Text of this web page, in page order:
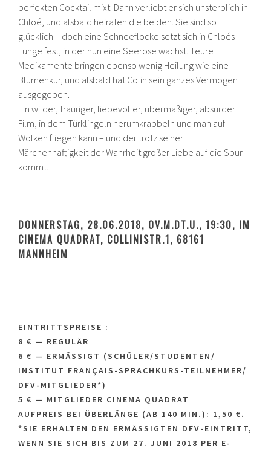
perfekten Cocktail mixt. Dann verliebt er sich unsterblich in
Chloé, und alsbald heiraten die beiden. Sie sind so
glücklich – doch eine Schneeflocke setzt sich in Chloés
Lunge fest, in der nun eine Seerose wächst. Teure
Medikamente bringen ebenso wenig Heilung wie eine
Blumenkur, und alsbald hat Colin sein ganzes Vermögen
ausgegeben.
Ein wilder, trauriger, liebevoller, übermäßiger, absurder
Film, in dem Türklingeln herumkrabbeln und man auf
Wolken fliegen kann – und der trotz seiner
Märchenhaftigkeit der Wahrheit großer Liebe auf die Spur
kommt.
DONNERSTAG, 28.06.2018, OV.M.DT.U., 19:30, IM
CINEMA QUADRAT, COLLINISTR.1, 68161
MANNHEIM
EINTRITTSPREISE :
8 € — REGULÄR
6 € — ERMÄSSIGT (SCHÜLER/STUDENTEN/ I
NSTITUT FRANÇAIS-SPRACHKURS-TEILNEHMER/ D
FV-MITGLIEDER*)
5 € — MITGLIEDER CINEMA QUADRAT
AUFPREIS BEI ÜBERLÄNGE (AB 140 MIN.): 1,50 €.
*SIE ERHALTEN DEN ERMÄSSIGTEN DFV-EINTRITT, W
ENN SIE SICH BIS ZUM 27. JUNI 2018 PER E-M